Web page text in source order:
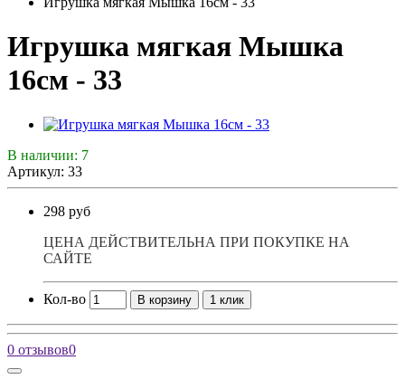
Игрушка мягкая Мышка
16см - 33
В наличии: 7
Артикул: 33
298 руб
ЦЕНА ДЕЙСТВИТЕЛЬНА ПРИ ПОКУПКЕ НА
САЙТЕ
Кол-во В корзину 1 клик
0 отзывов0